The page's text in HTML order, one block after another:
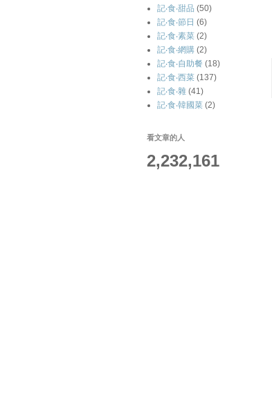
記‧食‧甜品 (50)
記‧食‧節日 (6)
記‧食‧素菜 (2)
記‧食‧網購 (2)
記‧食‧自助餐 (18)
記‧食‧西菜 (137)
記‧食‧雜 (41)
記‧食‧韓國菜 (2)
看文章的人
2,232,161